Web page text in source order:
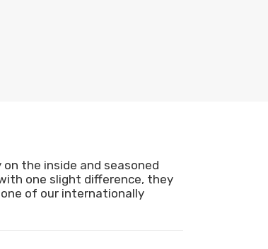
the inside and seasoned
one slight difference, they
one of our internationally